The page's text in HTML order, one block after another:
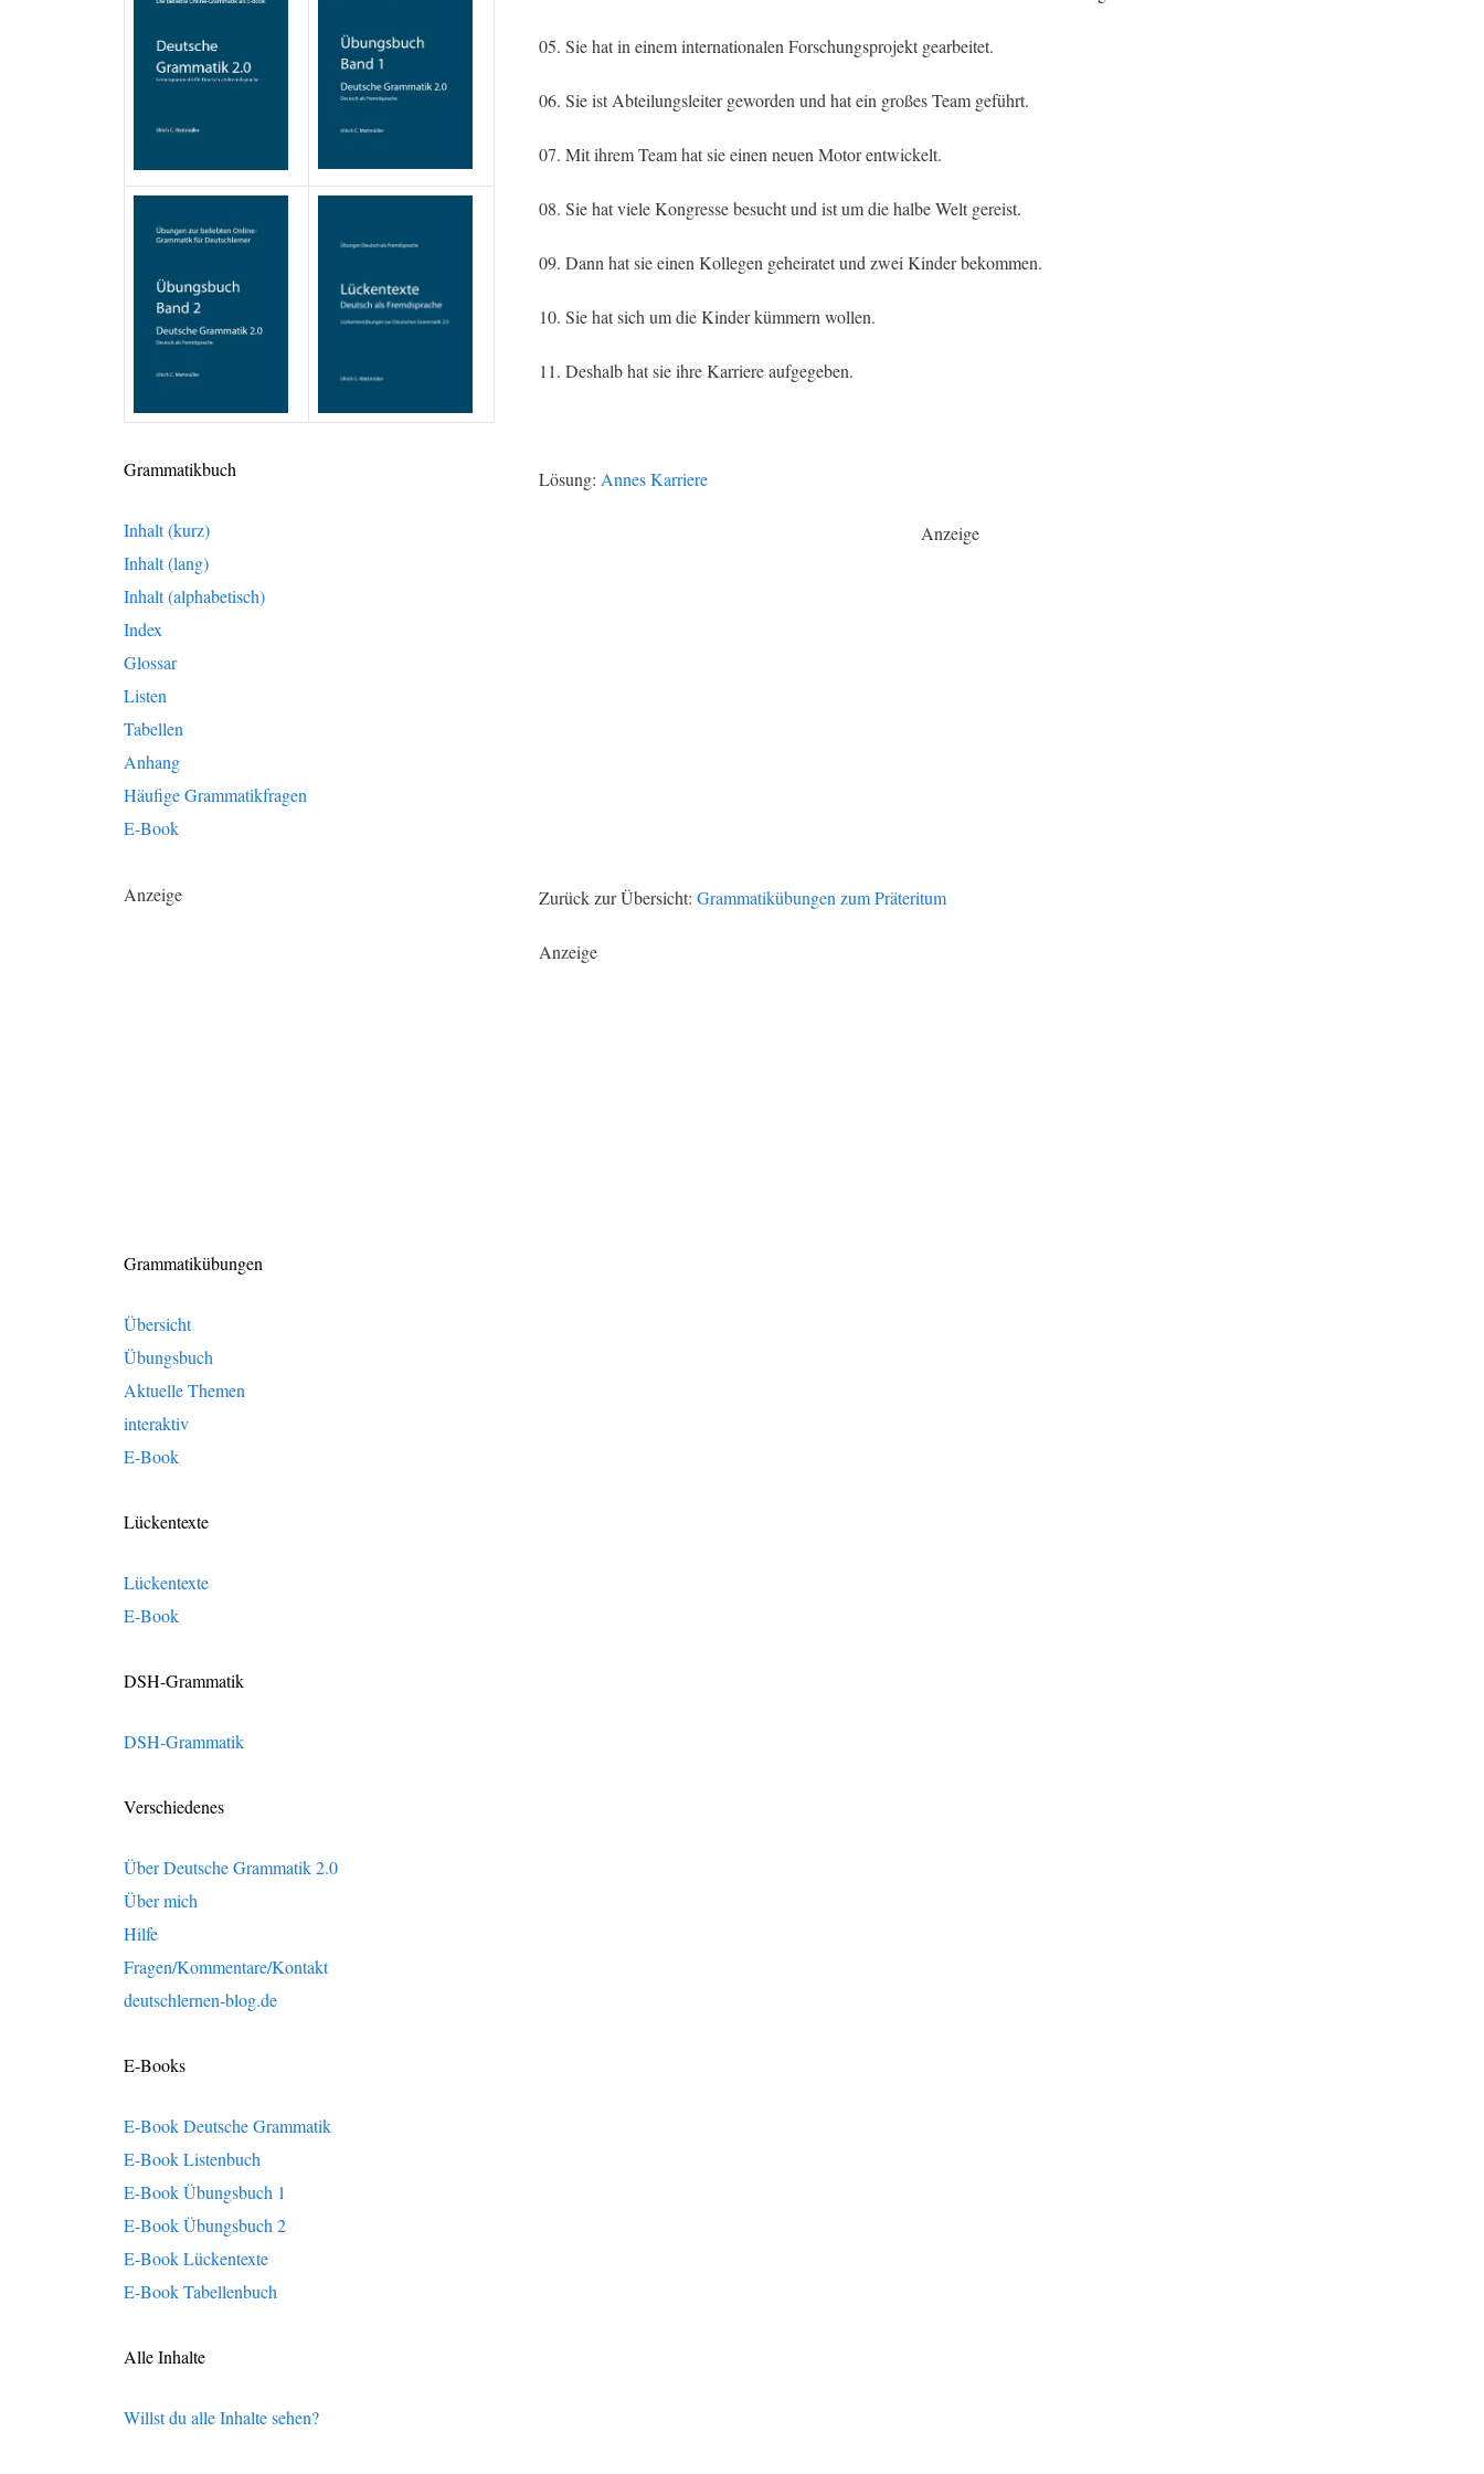
05. Sie hat in einem internationalen Forschungsprojekt gearbeitet.
06. Sie ist Abteilungsleiter geworden und hat ein großes Team geführt.
07. Mit ihrem Team hat sie einen neuen Motor entwickelt.
08. Sie hat viele Kongresse besucht und ist um die halbe Welt gereist.
09. Dann hat sie einen Kollegen geheiratet und zwei Kinder bekommen.
10. Sie hat sich um die Kinder kümmern wollen.
11. Deshalb hat sie ihre Karriere aufgegeben.
Lösung: Annes Karriere
Anzeige
Zurück zur Übersicht: Grammatikübungen zum Präteritum
Anzeige
Grammatikbuch
Inhalt (kurz)
Inhalt (lang)
Inhalt (alphabetisch)
Index
Glossar
Listen
Tabellen
Anhang
Häufige Grammatikfragen
E-Book
Anzeige
Grammatikübungen
Übersicht
Übungsbuch
Aktuelle Themen
interaktiv
E-Book
Lückentexte
Lückentexte
E-Book
DSH-Grammatik
DSH-Grammatik
Verschiedenes
Über Deutsche Grammatik 2.0
Über mich
Hilfe
Fragen/Kommentare/Kontakt
deutschlernen-blog.de
E-Books
E-Book Deutsche Grammatik
E-Book Listenbuch
E-Book Übungsbuch 1
E-Book Übungsbuch 2
E-Book Lückentexte
E-Book Tabellenbuch
Alle Inhalte
Willst du alle Inhalte sehen?